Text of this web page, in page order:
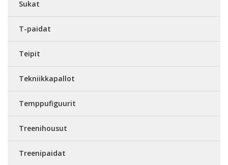
Sukat
T-paidat
Teipit
Tekniikkapallot
Temppufiguurit
Treenihousut
Treenipaidat